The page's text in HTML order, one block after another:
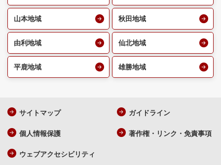
山本地域 秋田地域
由利地域 仙北地域
平鹿地域 雄勝地域
サイトマップ ガイドライン
個人情報保護 著作権・リンク・免責事項
ウェブアクセシビリティ